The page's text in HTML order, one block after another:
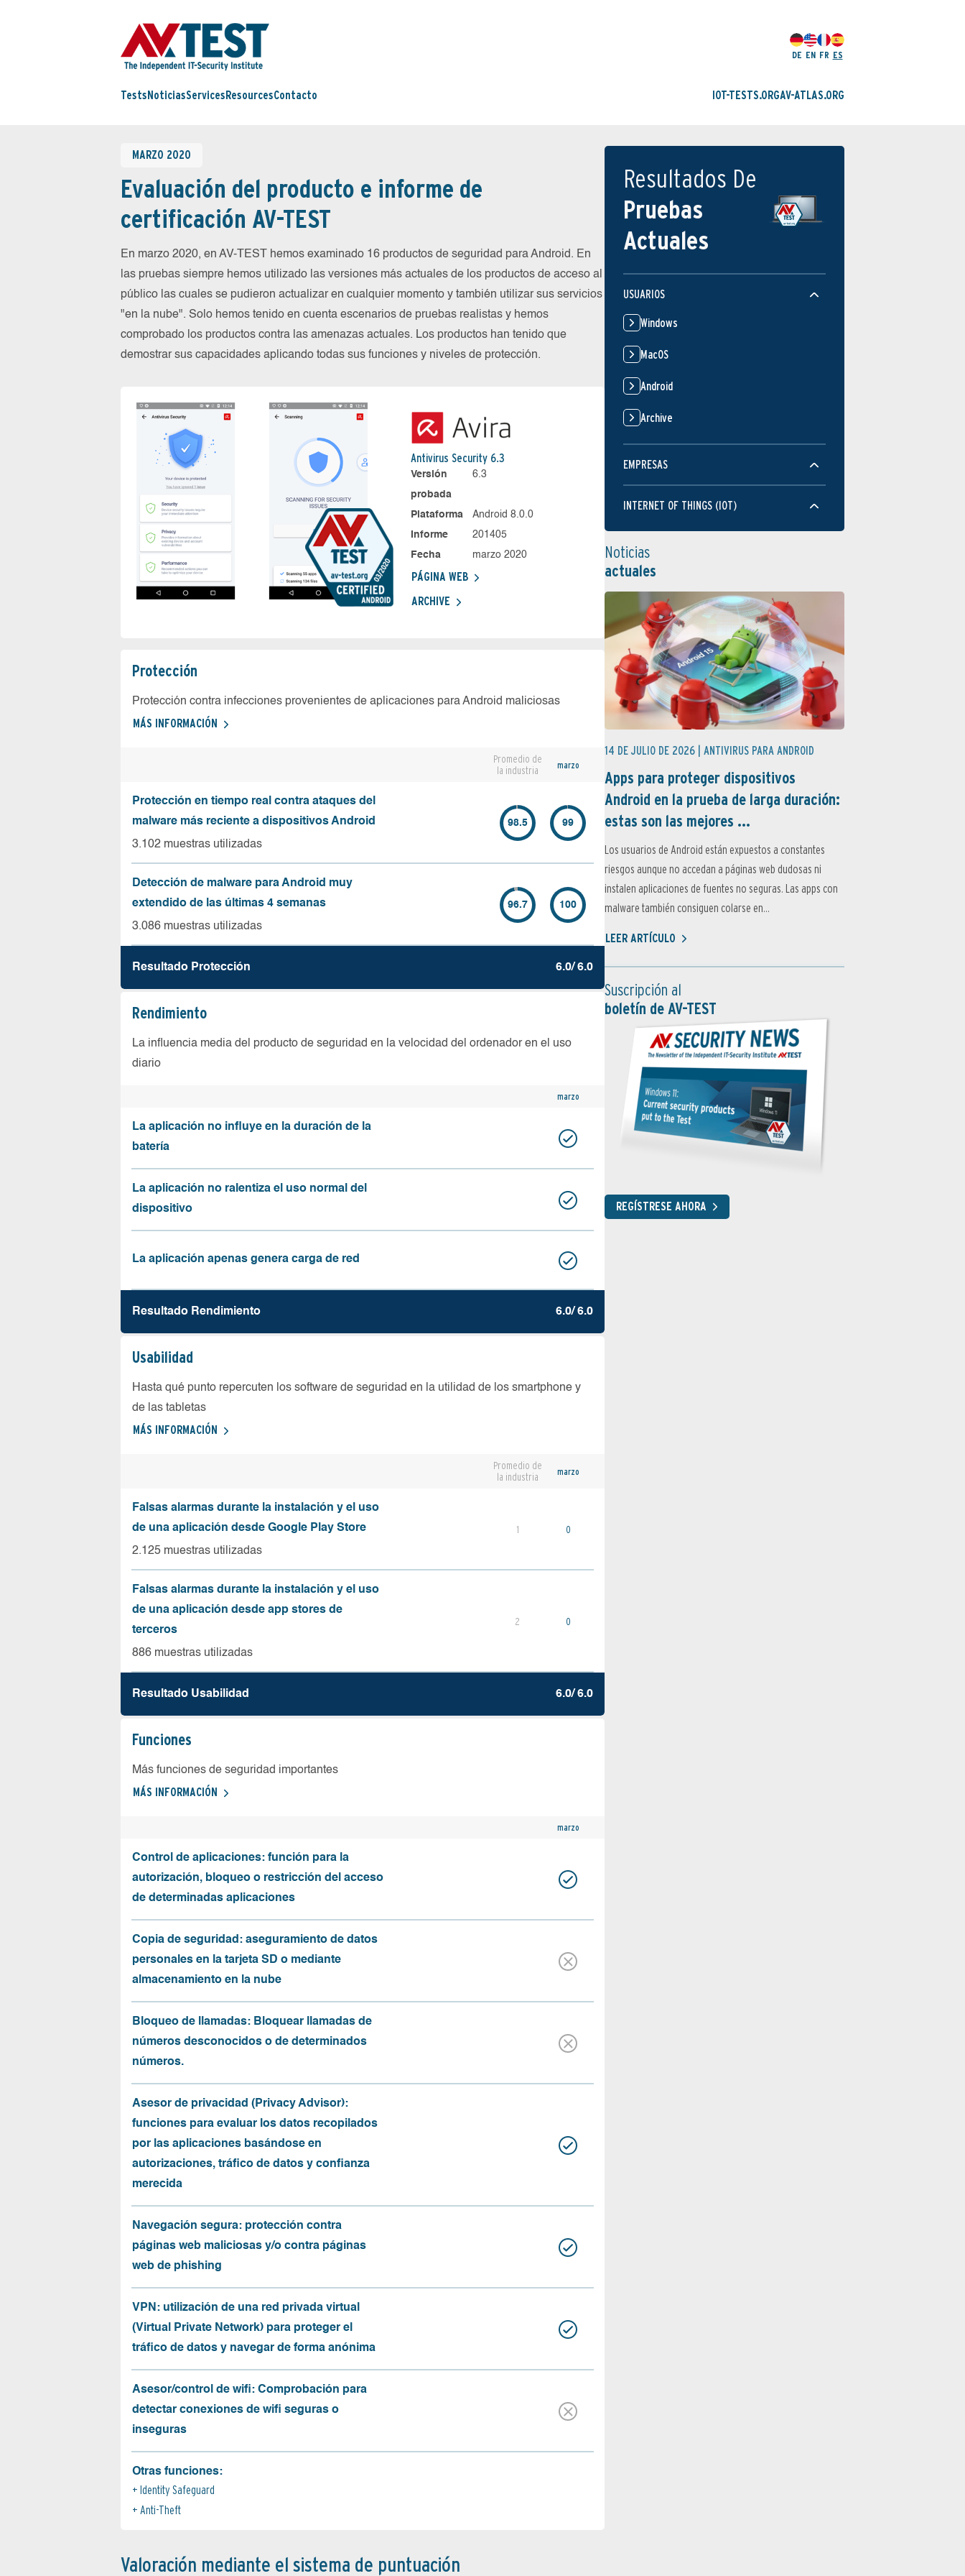
DE EN FR ES
Tests NoticiasServices ResourcesContacto IOT-TESTS.ORGAV-ATLAS.ORG
MARZO 2020
Evaluación del producto e informe de
certificación AV-TEST
En marzo 2020, en AV-TEST hemos examinado 16 productos de seguridad para Android. En
las pruebas siempre hemos utilizado las versiones más actuales de los productos de acceso al
público las cuales se pudieron actualizar en cualquier momento y también utilizar sus servicios
"en la nube". Solo hemos tenido en cuenta escenarios de pruebas realistas y hemos
comprobado los productos contra las amenazas actuales. Los productos han tenido que
demostrar sus capacidades aplicando todas sus funciones y niveles de protección.
Antivirus Security 6.3
Versión
probada
6.3
Plataforma
Android 8.0.0
Informe
201405
Fecha
marzo 2020
PÁGINA WEB
ARCHIVE
Protección
Protección contra infecciones provenientes de aplicaciones para Android maliciosas
MÁS INFORMACIÓN
Promedio de
la industria
marzo
Protección en tiempo real contra ataques del
malware más reciente a dispositivos Android
3.102 muestras utilizadas
98.5 99
Detección de malware para Android muy
extendido de las últimas 4 semanas
3.086 muestras utilizadas
96.7 100
Resultado Protección 6.0/ 6.0
Rendimiento
La influencia media del producto de seguridad en la velocidad del ordenador en el uso
diario
marzo
La aplicación no influye en la duración de la
batería
La aplicación no ralentiza el uso normal del
dispositivo
La aplicación apenas genera carga de red
Resultado Rendimiento 6.0/ 6.0
Usabilidad
Hasta qué punto repercuten los software de seguridad en la utilidad de los smartphone y
de las tabletas
MÁS INFORMACIÓN
Promedio de
la industria
marzo
Falsas alarmas durante la instalación y el uso
de una aplicación desde Google Play Store
2.125 muestras utilizadas
1 0
Falsas alarmas durante la instalación y el uso
de una aplicación desde app stores de
terceros
886 muestras utilizadas
2 0
Resultado Usabilidad 6.0/ 6.0
Funciones
Más funciones de seguridad importantes
MÁS INFORMACIÓN
marzo
Control de aplicaciones: función para la
autorización, bloqueo o restricción del acceso
de determinadas aplicaciones
Copia de seguridad: aseguramiento de datos
personales en la tarjeta SD o mediante
almacenamiento en la nube
Bloqueo de llamadas: Bloquear llamadas de
números desconocidos o de determinados
números.
Asesor de privacidad (Privacy Advisor):
funciones para evaluar los datos recopilados
por las aplicaciones basándose en
autorizaciones, tráfico de datos y confianza
merecida
Navegación segura: protección contra
páginas web maliciosas y/o contra páginas
web de phishing
VPN: utilización de una red privada virtual
(Virtual Private Network) para proteger el
tráfico de datos y navegar de forma anónima
Asesor/control de wifi: Comprobación para
detectar conexiones de wifi seguras o
inseguras
Otras funciones:
Identity Safeguard
Anti-Theft
Valoración mediante el sistema de puntuación
Resultados De
Pruebas
Actuales
USUARIOS
Windows
MacOS
Android
Archive
EMPRESAS
INTERNET OF THINGS (IOT)
Noticias
actuales
14 DE JULIO DE 2026 | ANTIVIRUS PARA ANDROID
Apps para proteger dispositivos
Android en la prueba de larga duración:
estas son las mejores ...
Los usuarios de Android están expuestos a constantes
riesgos aunque no accedan a páginas web dudosas ni
instalen aplicaciones de fuentes no seguras. Las apps con
malware también consiguen colarse en...
LEER ARTÍCULO
Suscripción al
boletín de AV-TEST
REGÍSTRESE AHORA